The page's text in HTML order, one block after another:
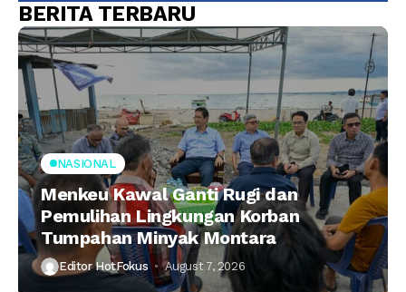
BERITA TERBARU
NASIONAL
Menkeu Kawal Ganti Rugi dan
Pemulihan Lingkungan Korban
Tumpahan Minyak Montara
Editor HotFokus August 7, 2026